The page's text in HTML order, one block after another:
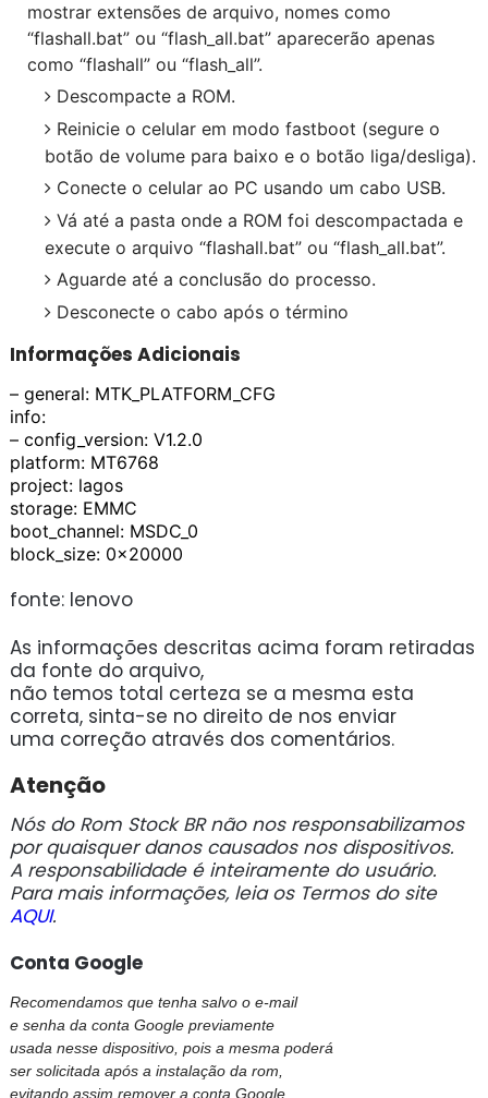
mostrar extensões de arquivo, nomes como
“flashall.bat” ou “flash_all.bat” aparecerão apenas
como “flashall” ou “flash_all”.
Descompacte a ROM.
Reinicie o celular em modo fastboot (segure o
botão de volume para baixo e o botão liga/desliga).
Conecte o celular ao PC usando um cabo USB.
Vá até a pasta onde a ROM foi descompactada e
execute o arquivo “flashall.bat” ou “flash_all.bat”.
Aguarde até a conclusão do processo.
Desconecte o cabo após o término
Informações Adicionais
– general: MTK_PLATFORM_CFG
info:
– config_version: V1.2.0
platform: MT6768
project: lagos
storage: EMMC
boot_channel: MSDC_0
block_size: 0x20000
fonte: lenovo
As informações descritas acima foram retiradas
da fonte do arquivo,
não temos total certeza se a mesma esta
correta, sinta-se no direito de nos enviar
uma correção através dos comentários.
Atenção
Nós do Rom Stock BR não nos responsabilizamos
por quaisquer danos causados nos dispositivos.
A responsabilidade é inteiramente do usuário.
Para mais informações, leia os Termos do site
AQUI.
Conta Google
Recomendamos que tenha salvo o e-mail
e senha da conta Google previamente
usada nesse dispositivo, pois a mesma poderá
ser solicitada após a instalação da rom,
evitando assim remover a conta Google